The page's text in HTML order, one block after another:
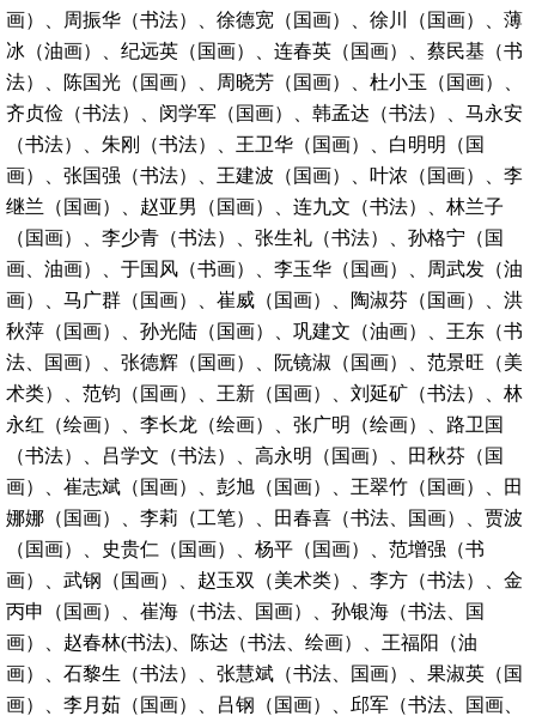
画）、周振华（书法）、徐德宽（国画）、徐川（国画）、薄
冰（油画）、纪远英（国画）、连春英（国画）、蔡民基（书
法）、陈国光（国画）、周晓芳（国画）、杜小玉（国画）、
齐贞俭（书法）、闵学军（国画）、韩孟达（书法）、马永安
（书法）、朱刚（书法）、王卫华（国画）、白明明（国
画）、张国强（书法）、王建波（国画）、叶浓（国画）、李
继兰（国画）、赵亚男（国画）、连九文（书法）、林兰子
（国画）、李少青（书法）、张生礼（书法）、孙格宁（国
画、油画）、于国风（书画）、李玉华（国画）、周武发（油
画）、马广群（国画）、崔威（国画）、陶淑芬（国画）、洪
秋萍（国画）、孙光陆（国画）、巩建文（油画）、王东（书
法、国画）、张德辉（国画）、阮镜淑（国画）、范景旺（美
术类）、范钧（国画）、王新（国画）、刘延矿（书法）、林
永红（绘画）、李长龙（绘画）、张广明（绘画）、路卫国
（书法）、吕学文（书法）、高永明（国画）、田秋芬（国
画）、崔志斌（国画）、彭旭（国画）、王翠竹（国画）、田
娜娜（国画）、李莉（工笔）、田春喜（书法、国画）、贾波
（国画）、史贵仁（国画）、杨平（国画）、范增强（书
画）、武钢（国画）、赵玉双（美术类）、李方（书法）、金
丙申（国画）、崔海（书法、国画）、孙银海（书法、国
画）、赵春林(书法)、陈达（书法、绘画）、王福阳（油
画）、石黎生（书法）、张慧斌（书法、国画）、果淑英（国
画）、李月茹（国画）、吕钢（国画）、邱军（书法、国画、